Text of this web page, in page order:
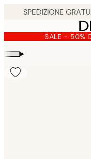
content.
SALE - 50%
▸